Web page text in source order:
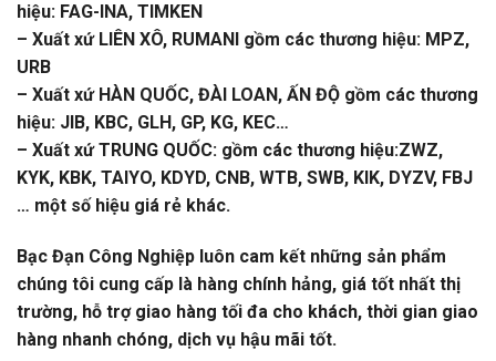
hiệu: FAG-INA, TIMKEN
– Xuất xứ LIÊN XÔ, RUMANI gồm các thương hiệu: MPZ,
URB
– Xuất xứ HÀN QUỐC, ĐÀI LOAN, ẤN ĐỘ gồm các thương
hiệu: JIB, KBC, GLH, GP, KG, KEC…
– Xuất xứ TRUNG QUỐC: gồm các thương hiệu:ZWZ,
KYK, KBK, TAIYO, KDYD, CNB, WTB, SWB, KIK, DYZV, FBJ
… một số hiệu giá rẻ khác.
Bạc Đạn Công Nghiệp luôn cam kết những sản phẩm
chúng tôi cung cấp là hàng chính hảng, giá tốt nhất thị
trường, hỗ trợ giao hàng tối đa cho khách, thời gian giao
hàng nhanh chóng, dịch vụ hậu mãi tốt.